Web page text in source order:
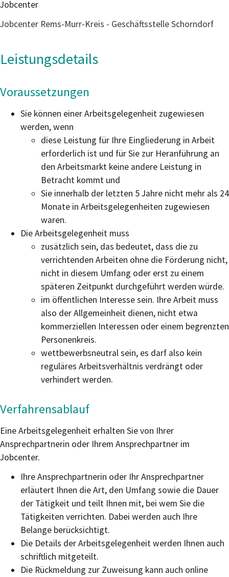
Jobcenter
Jobcenter Rems-Murr-Kreis - Geschäftsstelle Schorndorf
Leistungsdetails
Voraussetzungen
Sie können einer Arbeitsgelegenheit zugewiesen
werden, wenn
diese Leistung für Ihre Eingliederung in Arbeit
erforderlich ist und für Sie zur Heranführung an
den Arbeitsmarkt keine andere Leistung in
Betracht kommt und
Sie innerhalb der letzten 5 Jahre nicht mehr als 24
Monate in Arbeitsgelegenheiten zugewiesen
waren.
Die Arbeitsgelegenheit muss
zusätzlich sein, das bedeutet, dass die zu
verrichtenden Arbeiten ohne die Förderung nicht,
nicht in diesem Umfang oder erst zu einem
späteren Zeitpunkt durchgeführt werden würde.
im öffentlichen Interesse sein. Ihre Arbeit muss
also der Allgemeinheit dienen, nicht etwa
kommerziellen Interessen oder einem begrenzten
Personenkreis.
wettbewerbsneutral sein, es darf also kein
reguläres Arbeitsverhältnis verdrängt oder
verhindert werden.
Verfahrensablauf
Eine Arbeitsgelegenheit erhalten Sie von Ihrer
Ansprechpartnerin oder Ihrem Ansprechpartner im
Jobcenter.
Ihre Ansprechpartnerin oder Ihr Ansprechpartner
erläutert Ihnen die Art, den Umfang sowie die Dauer
der Tätigkeit und teilt Ihnen mit, bei wem Sie die
Tätigkeiten verrichten. Dabei werden auch Ihre
Belange berücksichtigt.
Die Details der Arbeitsgelegenheit werden Ihnen auch
schriftlich mitgeteilt.
Die Rückmeldung zur Zuweisung kann auch online